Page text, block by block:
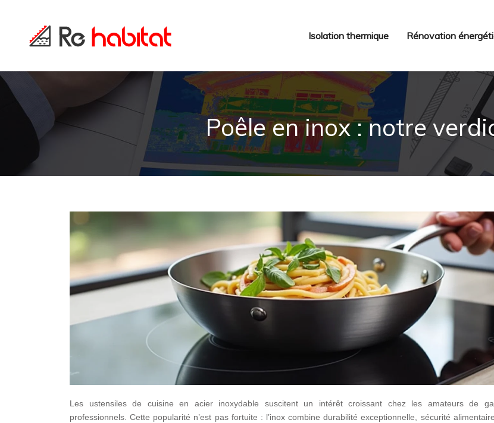
Isolation thermique Rénovation
Poêle en inox : notre
Les ustensiles de cuisine en acier inoxydable suscitent un intérêt croissant chez les amateurs de
professionnels. Cette popularité n’est pas fortuite : l’inox combine durabilité exceptionnelle, sécurité